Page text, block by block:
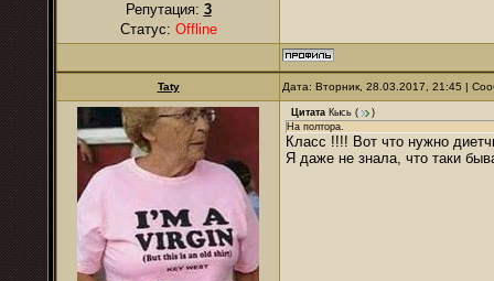
Репутация: 3
Статус: Offline
Taty Дата: Вторник, 28.03.2017, 21:45 |
Цитата Кысь (
)
На полтора.
Класс !!!! Вот что нужно
Я даже не знала, что таки